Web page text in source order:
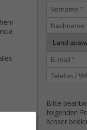
Bitte
folgenden
besser